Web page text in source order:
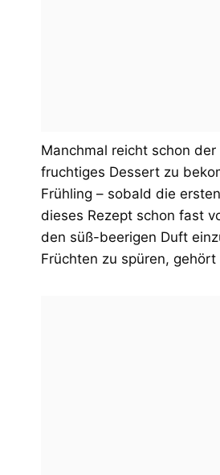
Manchmal reicht schon
fruchtiges Dessert zu
Frühling – sobald die
dieses Rezept schon fast
den süß-beerigen Duft
Früchten zu spüren,